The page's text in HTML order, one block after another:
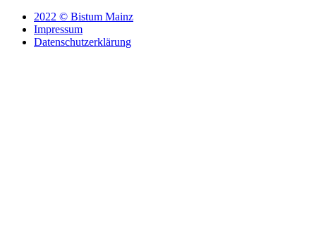
2022 © Bistum Mainz
Impressum
Datenschutzerklärung